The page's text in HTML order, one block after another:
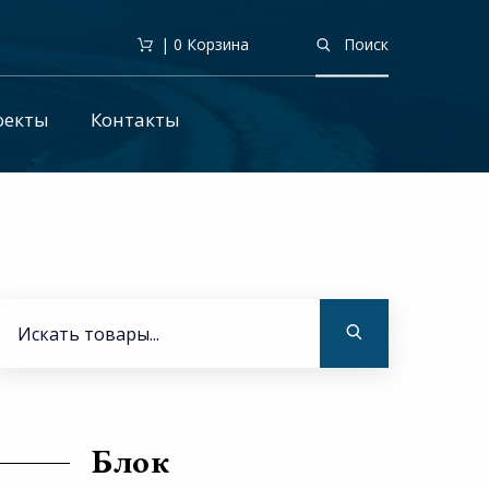
Поиск
| 0 Корзина
Контакты
Блок